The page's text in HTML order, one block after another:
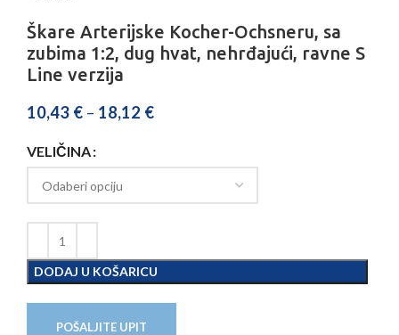
Škare Arterijske Kocher-Ochsneru, sa
zubima 1:2, dug hvat, nehrđajući, ravne S
Line verzija
10,43 € – 18,12 €
VELIČINA
DODAJ U KOŠARICU
POŠALJITE UPIT